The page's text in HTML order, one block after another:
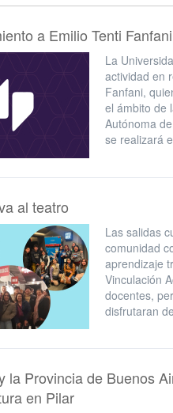
a Emilio Tenti Fanfani
La
actividad en
Fanfani,
el ámbito de
Autónoma
se realizará
al teatro
Las salidas
comunidad
aprendizaje
Vinculación
docentes,
disfrutaran
la Provincia de Buenos
en Pilar